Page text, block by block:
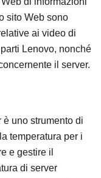
sito Web sono
ai video di
Lenovo, nonché
il server.
uno strumento di
temperatura per i
e gestire il
di server